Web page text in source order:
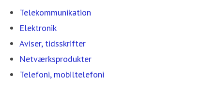
Telekommunikation
Elektronik
Aviser, tidsskrifter
Netværksprodukter
Telefoni, mobiltelefoni